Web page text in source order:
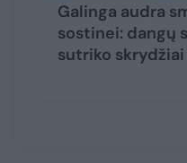
Galinga audra
sostinei: dangų
sutriko skrydžiai